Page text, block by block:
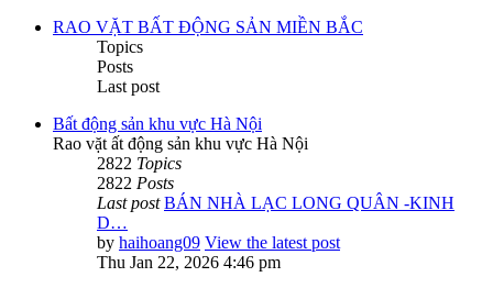
RAO VẶT BẤT ĐỘNG SẢN MIỀN BẮC
Topics
Posts
Last post
Bất động sản khu vực Hà Nội
Rao vặt ất động sản khu vực Hà Nội
2822 Topics
2822 Posts
Last post BÁN NHÀ LẠC LONG QUÂN -KINH
D…
by haihoang09 View the latest post
Thu Jan 22, 2026 4:46 pm